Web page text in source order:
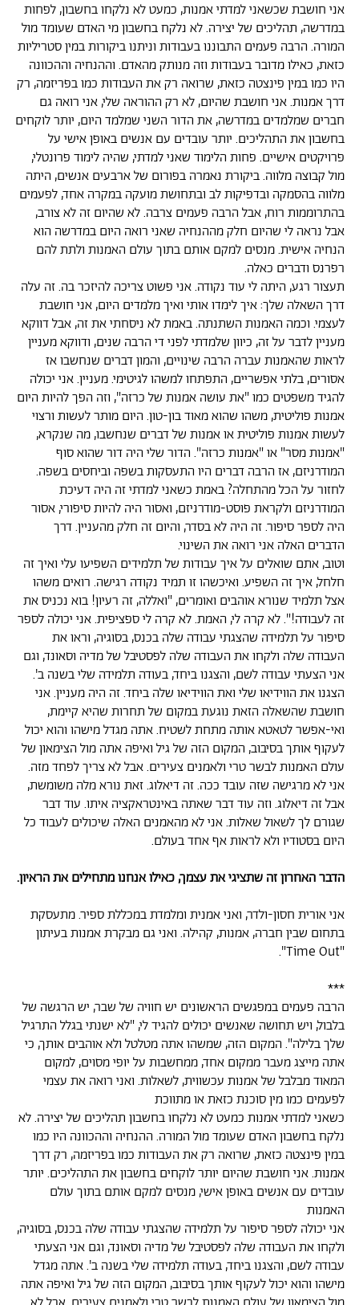
אני חושבת שכשאני למדתי אמנות, כמעט לא נלקחו בחשבון, לפחות
במדרשה, תהליכים של יצירה. לא נלקח בחשבון מי האדם שעומד מול
המורה. הרבה פעמים התבוננו בעבודות וניתנו ביקורות במין סטריליות
כזאת, כאילו מדובר בעבודות וזה מנותק מהאדם. וההנחיה וההכוונה
היו כמו במין פינצטה כזאת, שרואה רק את העבודות כמו בפריזמה, רק
דרך אמנות. אני חושבת שהיום, לא רק ההוראה שלי, אני רואה גם
חברים שמלמדים במדרשה, את הדור השני שמלמד היום, יותר לוקחים
בחשבון את התהליכים. יותר עובדים עם אנשים באופן אישי על
פרויקטים אישיים. פחות הלימוד שאני למדתי, שהיה לימוד פרונטלי,
מול קבוצה מלווה. ביקורת נאמרה בפורום של ארבעים אנשים, היתה
מלווה בהסמקה ובדפיקות לב ובתחושת מועקה במקרה אחד, לפעמים
בהתרוממות רוח, אבל הרבה פעמים צרבה. לא שהיום זה לא צורב,
אבל נראה לי שהיום חלק מההנחיה שאני רואה היום במדרשה הוא
הנחיה אישית. מנסים למקם אותם בתוך עולם האמנות ולתת להם
רפרנס ודברים כאלה.
תעצור רגע, היתה לי עוד נקודה. אני פשוט צריכה להיזכר בה. זה עלה
דרך השאלה שלך: איך לימדו אותי ואיך מלמדים היום, אני חושבת
לעצמי. וכמה האמנות השתנתה. באמת לא ניסחתי את זה, אבל דווקא
מעניין לדבר על זה, כיוון שלמדתי לפני די הרבה שנים, ודווקא מעניין
לראות שהאמנות עברה הרבה שינויים, והמון דברים שנחשבו אז
אסורים, בלתי אפשריים, התפתחו למשהו לגיטימי. מעניין. אני יכולה
להגיד משפטים כמו "את עושה אמנות של כרזה", וזה הפך להיות היום
אמנות פוליטית, משהו שהוא מאוד בון-טון. היום מותר לעשות ורצוי
לעשות אמנות פוליטית או אמנות של דברים שנחשבו, מה שנקרא,
"אמנות מסר" או "אמנות כרזה". הדור שלי היה דור שהוא סוף
המודרניזם, אז הרבה דברים היו התעסקות בשפה וביחסים בשפה.
לחזור על הכל מהתחלה? באמת כשאני למדתי זה היה דעיכת
המודרניזם ולקראת פוסט-מודרניזם, ואסור היה להיות סיפורי, אסור
היה לספר סיפור. זה היה לא בסדר, והיום זה חלק מהעניין. דרך
הדברים האלה אני רואה את השינוי.
וטוב, אתם שואלים על איך עבודות של תלמידים השפיעו עלי ואיך זה
חלחל, איך זה השפיע. ואיכשהו זו תמיד נקודה רגישה. רואים משהו
אצל תלמיד שנורא אוהבים ואומרים, "ואללה, זה רעיון! בוא נכניס את
זה לעבודה!". לא קרה לי, האמת. לא קרה לי ספציפית. אני יכולה לספר
סיפור על תלמידה שהצגתי עבודה שלה בכנס, בסוגיה, וראו את
העבודה שלה ולקחו את העבודה שלה לפסטיבל של מדיה וסאונד, וגם
אני הצעתי עבודה לשם, והצגנו ביחד, בעודה תלמידה שלי בשנה ב'.
הצגנו את הווידיאו שלי ואת הווידיאו שלה ביחד. זה היה מעניין. אני
חושבת שהשאלה הזאת נוגעת במקום של תחרות שהיא קיימת,
ואי-אפשר לטאטא אותה מתחת לשטיח. אתה מגדל מישהו והוא יכול
לעקוף אותך בסיבוב, המקום הזה של גיל ואיפה אתה מול הצימאון של
עולם האמנות לבשר טרי ולאמנים צעירים. אבל לא צריך לפחד מזה.
אני לא מרגישה שזה עובד ככה. זה דיאלוג. זאת נורא מלה משומשת,
אבל זה דיאלוג. וזה עוד דבר שאתה באינטראקציה איתו. עוד דבר
שגורם לך לשאול שאלות. אני לא מהאמנים האלה שיכולים לעבוד כל
היום בסטודיו ולא לראות אף אחד בעולם.
הדבר האחרון זה שתציגי את עצמך, כאילו אנחנו מתחילים את הראיון.
אני אורית חסון-ולדר, ואני אמנית ומלמדת במכללת ספיר. מתעסקת
בתחום שבין חברה, אמנות, קהילה. ואני גם מבקרת אמנות בעיתון
"Time Out".
***
הרבה פעמים במפגשים הראשונים יש חוויה של שבר, יש הרגשה של
בלבול, ויש תחושה שאנשים יכולים להגיד לי, "לא ישנתי בגלל התרגיל
שלך בלילה". המקום הזה, שמשהו אתה מטלטל ולא אוהבים אותך, כי
אתה מייצג מעבר ממקום אחד, ממחשבות על יופי מסוים, למקום
המאוד מבלבל של אמנות עכשווית, לשאלות. ואני רואה את עצמי
לפעמים כמו מין סוכנת כזאת או מתווכת
כשאני למדתי אמנות כמעט לא נלקחו בחשבון תהליכים של יצירה. לא
נלקח בחשבון האדם שעומד מול המורה. ההנחיה וההכוונה היו כמו
במין פינצטה כזאת, שרואה רק את העבודות כמו בפריזמה, רק דרך
אמנות. אני חושבת שהיום יותר לוקחים בחשבון את התהליכים. יותר
עובדים עם אנשים באופן אישי, מנסים למקם אותם בתוך עולם
האמנות
אני יכולה לספר סיפור על תלמידה שהצגתי עבודה שלה בכנס, בסוגיה,
ולקחו את העבודה שלה לפסטיבל של מדיה וסאונד, וגם אני הצעתי
עבודה לשם, והצגנו ביחד, בעודה תלמידה שלי בשנה ב'. אתה מגדל
מישהו והוא יכול לעקוף אותך בסיבוב, המקום הזה של גיל ואיפה אתה